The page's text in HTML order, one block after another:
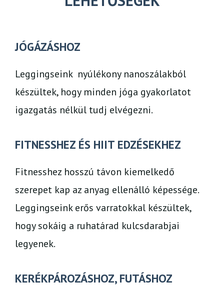
JÓGÁZÁSHOZ ​
Leggingseink nyúlékony nanoszálakból
készültek, hogy minden jóga gyakorlatot
igazgatás nélkül tudj elvégezni.
FITNESSHEZ ÉS HIIT EDZÉSEKHEZ
Fitnesshez hosszú távon kiemelkedő
szerepet kap az anyag ellenálló képessége.
Leggingseink erős varratokkal készültek,
hogy sokáig a ruhatárad kulcsdarabjai
legyenek.
KERÉKPÁROZÁSHOZ, FUTÁSHOZ